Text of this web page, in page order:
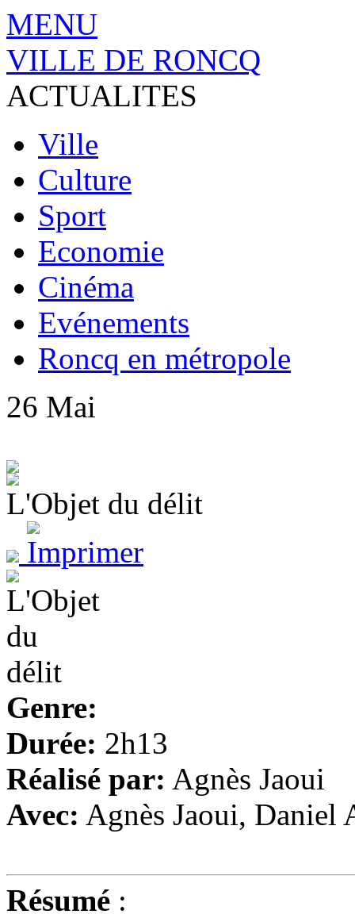
MENU
VILLE DE RONCQ
ACTUALITES
Ville
Culture
Sport
Economie
Cinéma
Evénements
Roncq en métropole
26 Mai
L'Objet du délit
Genre:
Durée: 2h13
Réalisé par: Agnès Jaoui
Avec: Agnès Jaoui, Daniel
Résumé :